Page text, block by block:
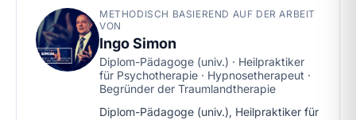
METHODISCH BASIEREND AUF DER ARBEIT
VON
Ingo Simon
Diplom-Pädagoge (univ.) · Heilpraktiker
für Psychotherapie · Hypnosetherapeut ·
Begründer der Traumlandtherapie
Diplom-Pädagoge (univ.), Heilpraktiker für